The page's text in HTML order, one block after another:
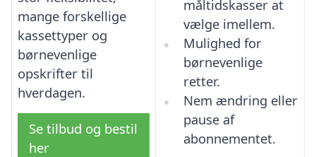
mange forskellige
kassettyper og
børnevenlige
opskrifter til
hverdagen.
Se tilbud og bestil
her
måltidskasser at
vælge imellem.
Mulighed for
børnevenlige
retter.
Nem ændring eller
pause af
abonnementet.